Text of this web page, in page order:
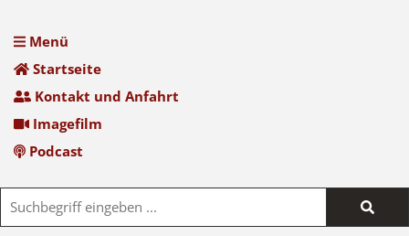
Menü
Startseite
Kontakt und Anfahrt
Imagefilm
Podcast